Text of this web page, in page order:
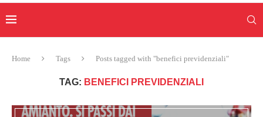
Home Tags Posts tagged with "benefici previdenziali"
TAG: BENEFICI PREVIDENZIALI